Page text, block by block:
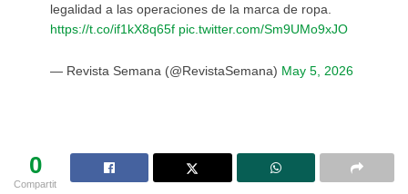
legalidad a las operaciones de la marca de ropa.
https://t.co/if1kX8q65f pic.twitter.com/Sm9UMo9xJO
— Revista Semana (@RevistaSemana) May 5, 2026
0
Compartit